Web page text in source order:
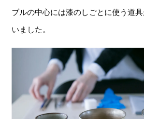
ブルの中心には漆のしごとに使う道
いました。